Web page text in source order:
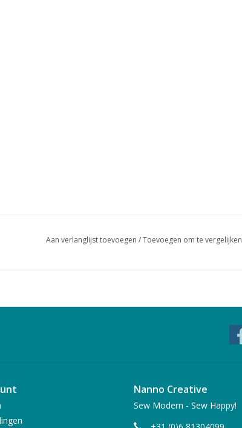
Aan verlanglijst toevoegen /Toevoegen om te vergelijken
Nanno Creative
Sew Modern - Sew Happy!